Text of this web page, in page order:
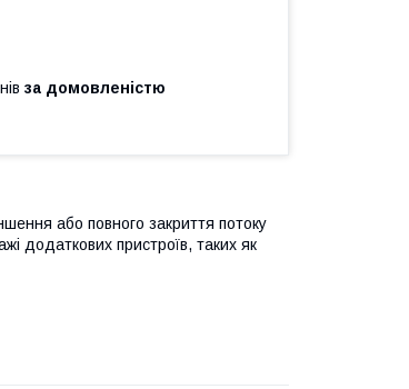
за домовленістю
або повного закриття потоку
додаткових пристроїв, таких як